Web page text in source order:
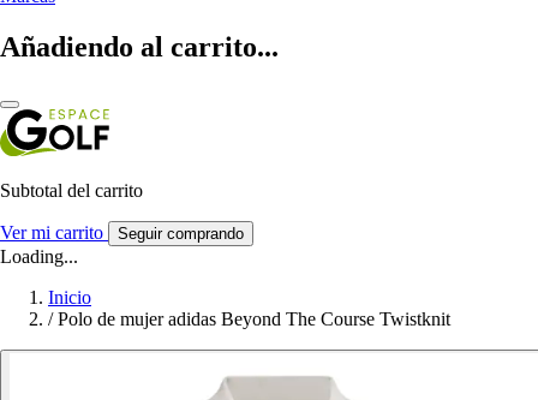
Añadiendo al carrito...
Subtotal del carrito
Ver mi carrito Seguir comprando
Loading...
Inicio
/ Polo de mujer adidas Beyond The Course Twistknit